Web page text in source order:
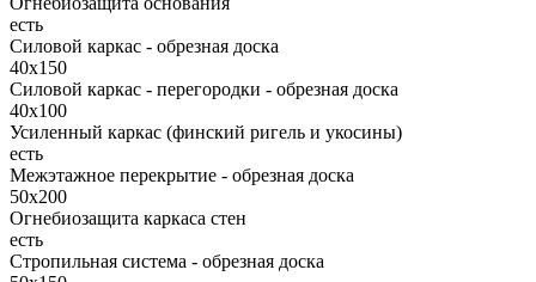
есть
Силовой каркас - обрезная доска
40х150
Силовой каркас - перегородки - обрезная доска
40х100
Усиленный каркас (финский ригель и укосины)
есть
Межэтажное перекрытие - обрезная доска
50х200
Огнебиозащита каркаса стен
есть
Стропильная система - обрезная доска